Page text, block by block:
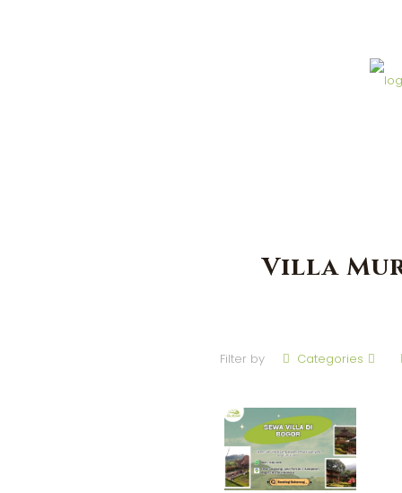
Villa
Filter by Categories